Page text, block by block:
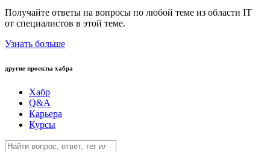
Получайте ответы на вопросы по любой теме из области IT
от специалистов в этой теме.
Узнать больше
другие проекты хабра
Хабр
Q&A
Карьера
Курсы